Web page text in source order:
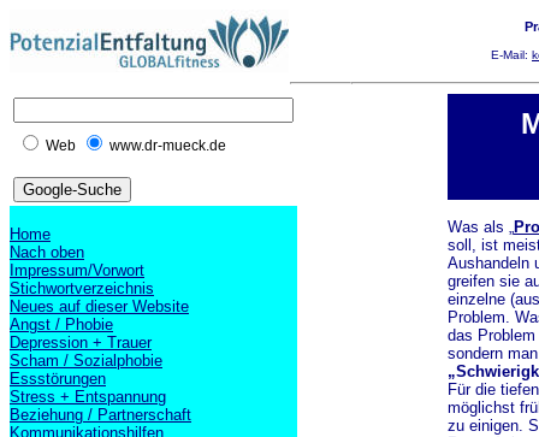
E-Mail:
Web www.dr-mueck.de
Home
Nach oben
Impressum/Vorwort
Stichwortverzeichnis
Neues auf dieser Website
Angst / Phobie
Depression + Trauer
Scham / Sozialphobie
Essstörungen
Stress + Entspannung
Beziehung / Partnerschaft
Kommunikationshilfen
Was als „
soll, ist
Aushandeln
greifen sie
einzelne
Problem.
das
sondern
Für die
möglichst
zu einigen.